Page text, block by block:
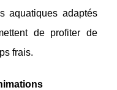
aquatiques adaptés
de profiter de
frais.